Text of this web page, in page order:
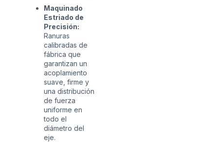
Maquinado
Estriado de
Precisión:
Ranuras
calibradas de
fábrica que
garantizan un
acoplamiento
suave, firme y
una distribución
de fuerza
uniforme en
todo el
diámetro del
eje.